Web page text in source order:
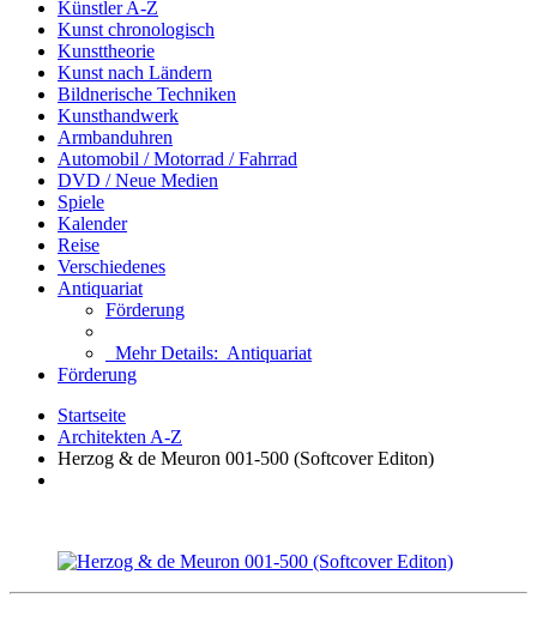
Künstler A-Z
Kunst chronologisch
Kunsttheorie
Kunst nach Ländern
Bildnerische Techniken
Kunsthandwerk
Armbanduhren
Automobil / Motorrad / Fahrrad
DVD / Neue Medien
Spiele
Kalender
Reise
Verschiedenes
Antiquariat
Förderung
Mehr Details: Antiquariat
Förderung
Startseite
Architekten A-Z
Herzog & de Meuron 001-500 (Softcover Editon)